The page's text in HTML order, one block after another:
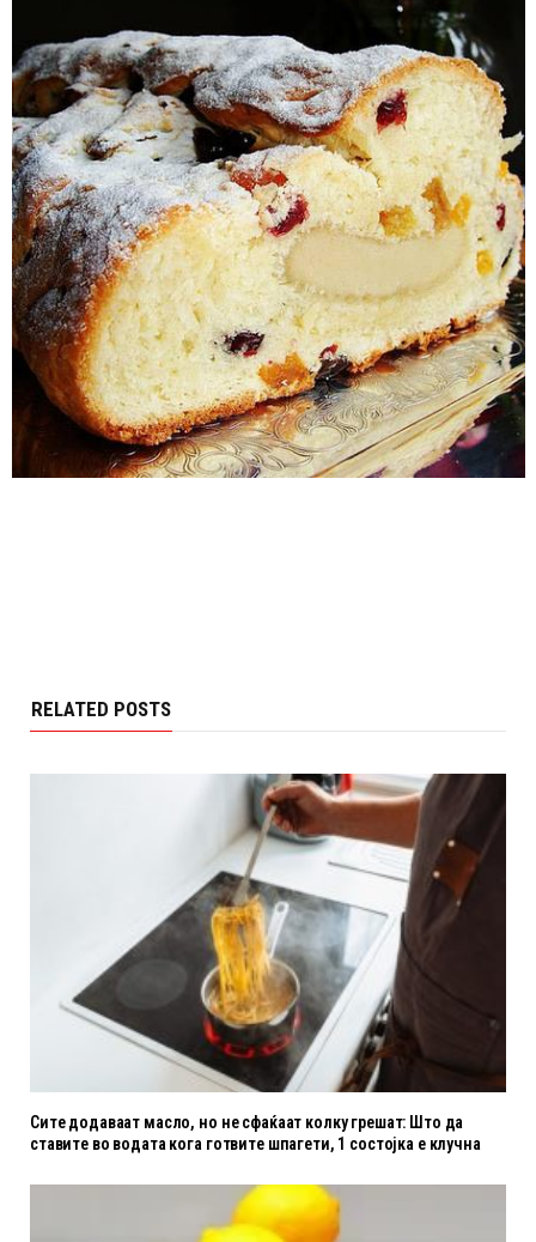
RELATED POSTS
Сите додаваат масло, но не сфаќаат колку грешат: Што да
ставите во водата кога готвите шпагети, 1 состојка е клучна